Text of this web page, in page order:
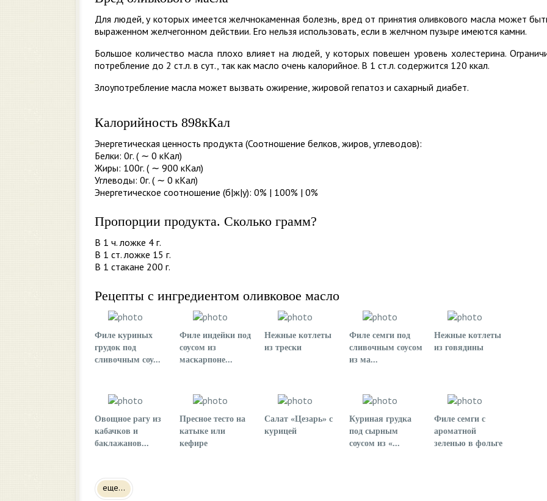
Для людей, у которых имеется желчнокаменная болезнь, вред от принятия оливкового масла может
выраженном желчегонном действии. Его нельзя использовать, если в желчном пузыре имеются камни.
Большое количество масла плохо влияет на людей, у которых повешен уровень холестерина.
потребление до 2 ст.л. в сут., так как масло очень калорийное. В 1 ст.л. содержится 120 ккал.
Злоупотребление масла может вызвать ожирение, жировой гепатоз и сахарный диабет.
Калорийность 898кКал
Энергетическая ценность продукта (Соотношение белков, жиров, углеводов):
Белки: 0г. ( ∼ 0 кКал)
Жиры: 100г. ( ∼ 900 кКал)
Углеводы: 0г. ( ∼ 0 кКал)
Энергетическое соотношение (б|ж|у): 0% | 100% | 0%
Пропорции продукта. Сколько грамм?
В 1 ч. ложке 4 г.
В 1 ст. ложке 15 г.
В 1 стакане 200 г.
Рецепты с ингредиентом оливковое масло
Филе куриных
грудок под
сливочным соу...
Филе индейки под
соусом из
маскарпоне...
Нежные котлеты
из трески
Филе семги под
сливочным соусом
из ма...
Нежные котлеты
из говядины
Овощное рагу из
кабачков и
баклажанов...
Пресное тесто на
катыке или
кефире
Салат «Цезарь» с
курицей
Куриная грудка
под сырным
соусом из «...
Филе семги с
ароматной
зеленью в фольге
еще...